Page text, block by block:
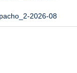
2026-08